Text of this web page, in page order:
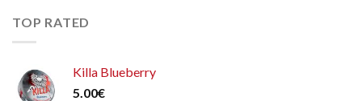
TOP RATED
Killa Blueberry
5.00€